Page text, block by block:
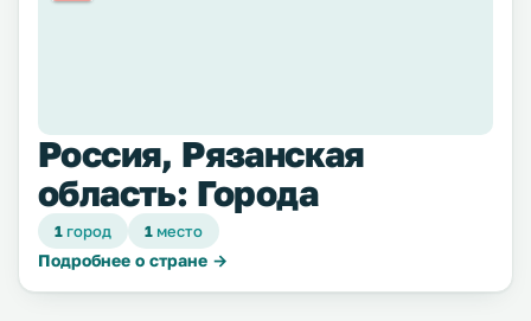
Россия, Рязанская
область: Города
1 город 1 место
Подробнее о стране →